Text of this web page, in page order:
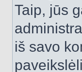
Taip, jūs
iš savo